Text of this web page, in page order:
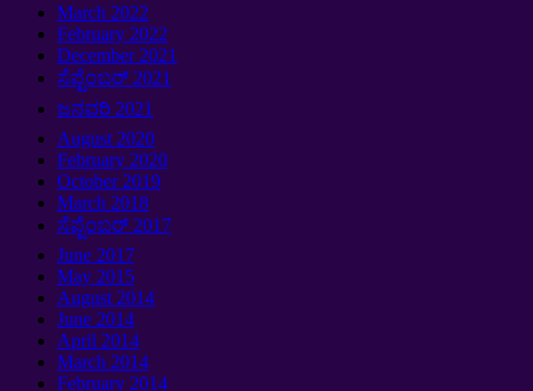
March 2022
February 2022
December2021
ಸೆಪ್ಟೆಂಬರ್ 2021
ಜನವರಿ 2021
August 2020
February 2020
October2019
March 2018
ಸೆಪ್ಟೆಂಬರ್ 2017
June 2017
May 2015
August 2014
June 2014
April 2014
March 2014
February 2014